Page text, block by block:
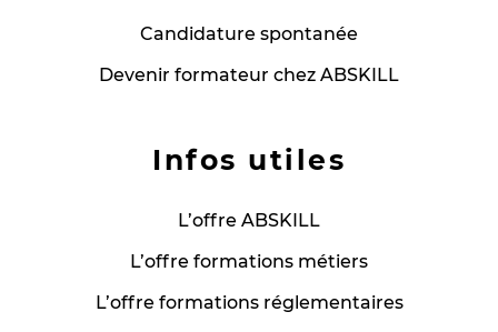
Candidature spontanée
Devenir formateur chez ABSKILL
Infos utiles
L’offre ABSKILL
L’offre formations métiers
L’offre formations réglementaires